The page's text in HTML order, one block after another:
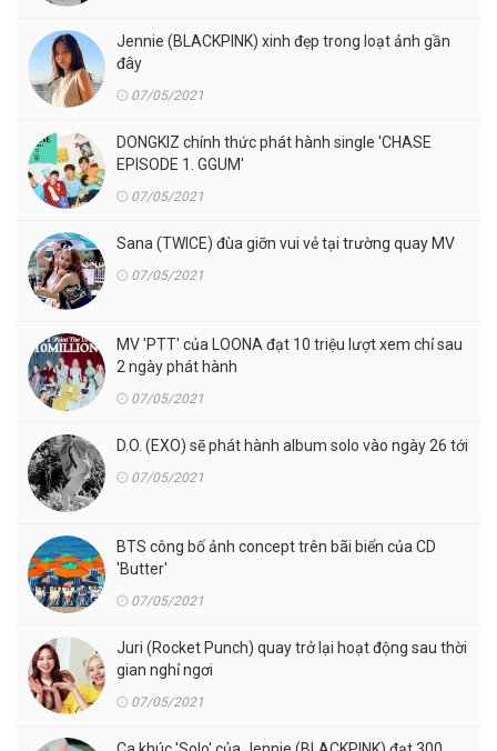
Jennie (BLACKPINK) xinh đẹp trong loạt ảnh gần
đây
07/05/2021
DONGKIZ chính thức phát hành single 'CHASE
EPISODE 1. GGUM'
07/05/2021
Sana (TWICE) đùa giỡn vui vẻ tại trường quay MV
07/05/2021
MV 'PTT' của LOONA đạt 10 triệu lượt xem chỉ sau
2 ngày phát hành
07/05/2021
D.O. (EXO) sẽ phát hành album solo vào ngày 26 tới
07/05/2021
BTS công bố ảnh concept trên bãi biển của CD
'Butter'
07/05/2021
Juri (Rocket Punch) quay trở lại hoạt động sau thời
gian nghỉ ngơi
07/05/2021